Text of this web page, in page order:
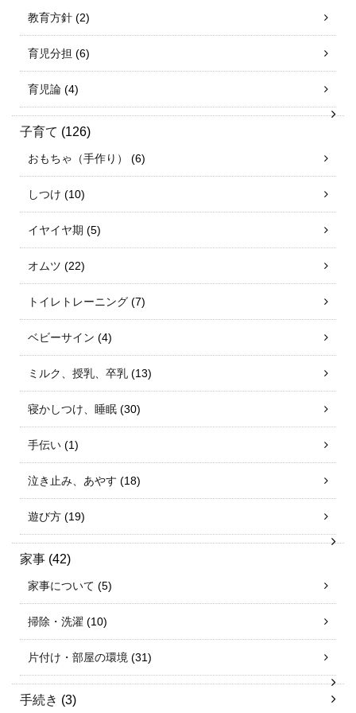
教育方針 (2)
育児分担 (6)
育児論 (4)
子育て (126)
おもちゃ（手作り） (6)
しつけ (10)
イヤイヤ期 (5)
オムツ (22)
トイレトレーニング (7)
ベビーサイン (4)
ミルク、授乳、卒乳 (13)
寝かしつけ、睡眠 (30)
手伝い (1)
泣き止み、あやす (18)
遊び方 (19)
家事 (42)
家事について (5)
掃除・洗濯 (10)
片付け・部屋の環境 (31)
手続き (3)